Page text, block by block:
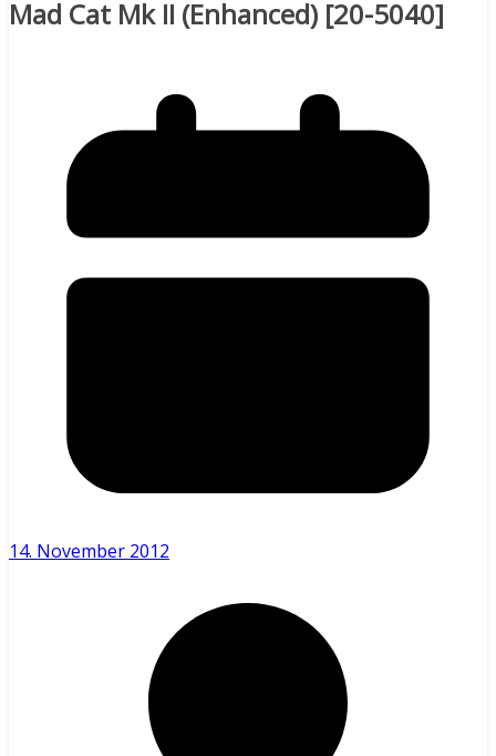
Mad Cat Mk II (Enhanced) [20-5040]
14. November 2012